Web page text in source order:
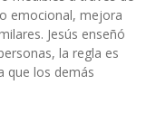
emocional, mejora
Jesús enseñó
la regla es
que los demás